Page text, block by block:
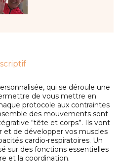
qui se déroule une
de vous mettre en
protocole aux contraintes
des mouvements sont
“tête et corps”. Ils vont
et de développer vos muscles
cardio-respiratoires. Un
sur des fonctions essentielles
et la coordination.